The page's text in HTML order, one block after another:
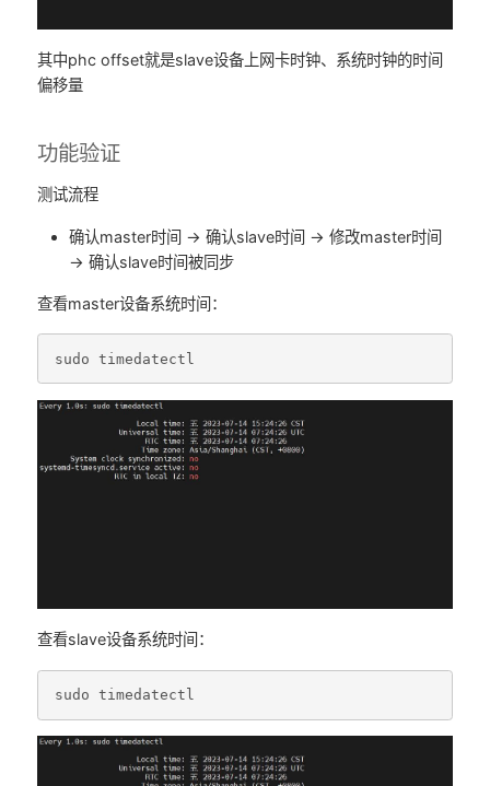
其中phc offset就是slave设备上网卡时钟、系统时钟的时间
偏移量
功能验证
测试流程
确认master时间 → 确认slave时间 → 修改master时间
→ 确认slave时间被同步
查看master设备系统时间：
sudo timedatectl
查看slave设备系统时间：
sudo timedatectl